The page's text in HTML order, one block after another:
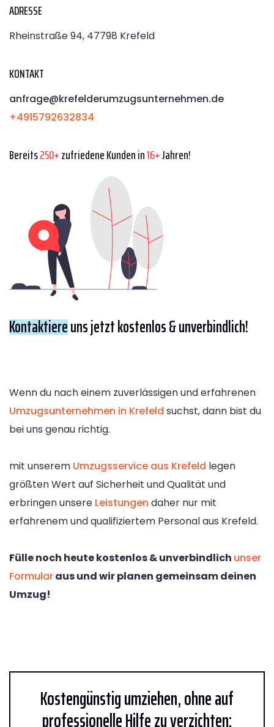
ADRESSE
Rheinstraße 94, 47798 Krefeld
KONTAKT
anfrage@krefelderumzugsunternehmen.de
+4915792632834
Bereits250+zufriedene Kunden in16+Jahren!
Kontaktiereuns jetzt kostenlos & unverbindlich!
Wenn du nach einem zuverlässigen und erfahrenen
Umzugsunternehmen in Krefeld suchst, dann bist du
bei uns genau richtig.
mit unserem Umzugsservice aus Krefeld legen
größten Wert auf Sicherheit und Qualität und
erbringen unsere Leistungen daher nur mit
erfahrenem und qualifiziertem Personal aus Krefeld.
Fülle noch heute kostenlos & unverbindlich unser
Formularaus und wir planen gemeinsam deinen
Umzug!
Kostengünstig umziehen, ohne auf
professionelle Hilfe zu verzichten: